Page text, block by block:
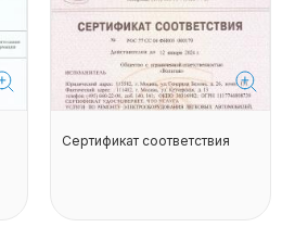
Сертификат соответствия